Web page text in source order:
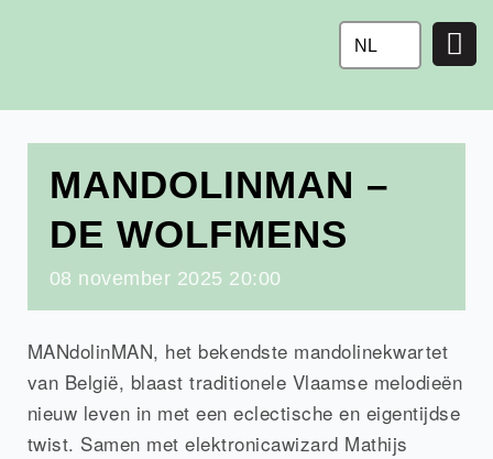
NL
MANDOLINMAN –
DE WOLFMENS
08 november 2025 20:00
MANdolinMAN, het bekendste mandolinekwartet
van België, blaast traditionele Vlaamse melodieën
nieuw leven in met een eclectische en eigentijdse
twist. Samen met elektronicawizard Mathijs